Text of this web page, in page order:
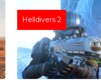
Helldivers 2